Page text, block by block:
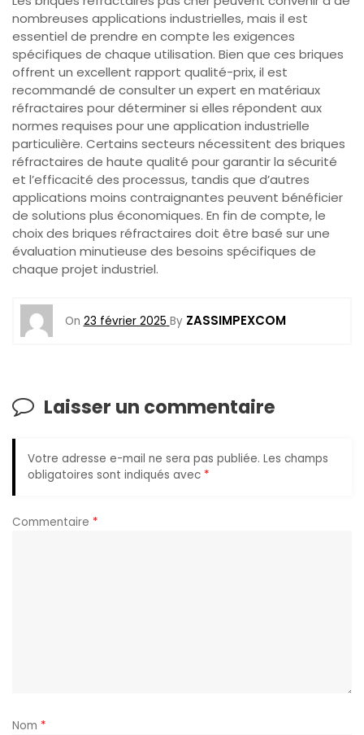
nombreuses applications industrielles, mais il est
essentiel de prendre en compte les exigences
spécifiques de chaque utilisation. Bien que ces briques
offrent un excellent rapport qualité-prix, il est
recommandé de consulter un expert en matériaux
réfractaires pour déterminer si elles répondent aux
normes requises pour une application industrielle
particulière. Certains secteurs nécessitent des briques
réfractaires de haute qualité pour garantir la sécurité
et l’efficacité des processus, tandis que d’autres
applications moins contraignantes peuvent bénéficier
de solutions plus économiques. En fin de compte, le
choix des briques réfractaires doit être basé sur une
évaluation minutieuse des besoins spécifiques de
chaque projet industriel.
On 23 février 2025 By ZASSIMPEXCOM
Laisser un commentaire
Votre adresse e-mail ne sera pas publiée. Les champs
obligatoires sont indiqués avec *
Commentaire *
Nom *